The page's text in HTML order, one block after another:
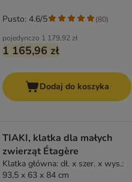
pojedynczo 1 179,92 zł
1 165,96 zł
Pusto: 4.6/5 (80)
Dodaj do koszyka
TIAKI, klatka dla małych
zwierząt Étagère
Klatka główna: dł. x szer. x wys.:
93,5 x 63 x 84 cm